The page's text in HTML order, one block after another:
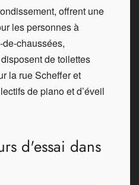
offrent une
les personnes à
chaussées,
de toilettes
la rue Scheffer et
de piano et d’éveil
d'essai dans